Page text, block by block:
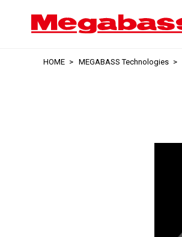
HOME MEGABASS Technologies